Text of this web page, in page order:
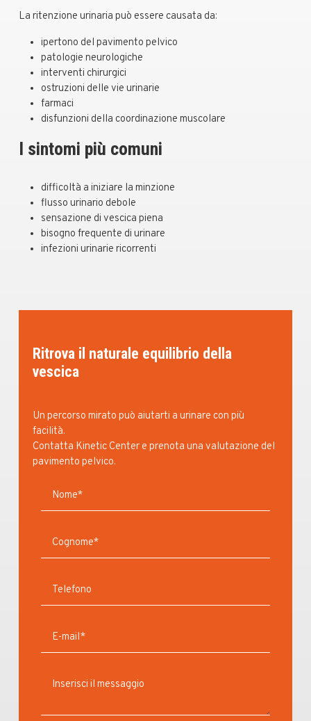
La ritenzione urinaria può essere causata da:
ipertono del pavimento pelvico
patologie neurologiche
interventi chirurgici
ostruzioni delle vie urinarie
farmaci
disfunzioni della coordinazione muscolare
I sintomi più comuni
difficoltà a iniziare la minzione
flusso urinario debole
sensazione di vescica piena
bisogno frequente di urinare
infezioni urinarie ricorrenti
Ritrova il naturale equilibrio della
vescica
Un percorso mirato può aiutarti a urinare con più
facilità.
Contatta Kinetic Center e prenota una valutazione del
pavimento pelvico.